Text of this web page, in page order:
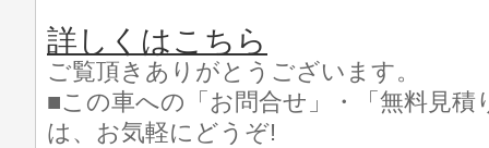
詳しくはこちら
ご覧頂きありがとうございます。
■この車への「お問合せ」・「無料見積
は、お気軽にどうぞ!